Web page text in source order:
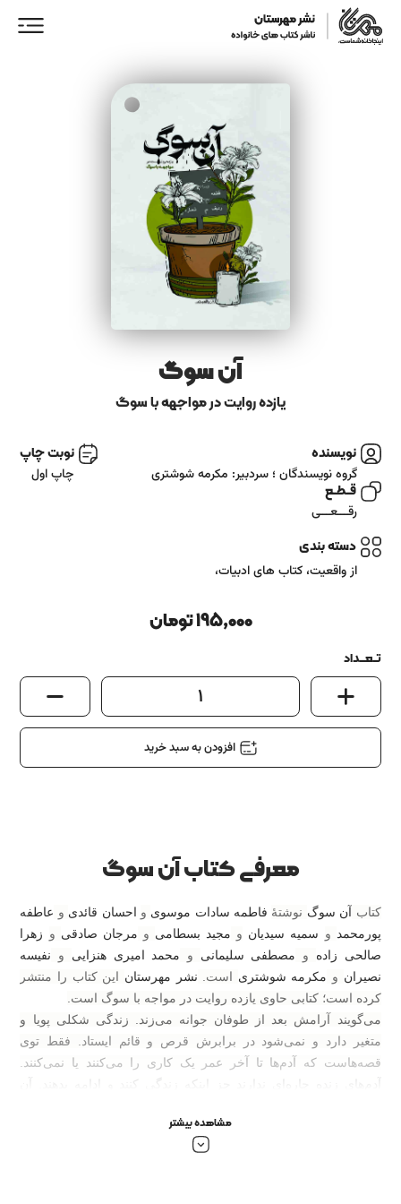
ورود/ عضویت
فروشگاه
نمایندگان فروش
همکاری با ما
آشنایی باما
آن سوگ
یازده روایت در مواجهه با سوگ
نویسنده
گروه نویسندگان ؛ سردبیر: مکرمه شوشتری
نوبت چاپ
چاپ اول
قــطــع
رقـــعـــی
دسته بندی
از واقعیت،کتاب های ادبیات،
195,000تومان
تــعـــداد
1
افزودن به سبد خرید
معرفی کتاب آن سوگ
کتاب آن سوگ نوشتهٔ فاطمه سادات موسوی و احسان قائدی و عاطفه
پورمحمد و سمیه سیدیان و مجید بسطامی و مرجان صادقی و زهرا
صالحی زاده و مصطفی سلیمانی و محمد امیری هنزایی و نفیسه
نصیران و مکرمه شوشتری است. نشر مهرستان این کتاب را منتشر
کرده است؛ کتابی حاوی یازده روایت در مواجه با سوگ است.
می‌گویند آرامش بعد از طوفان جوانه می‌زند. زندگی شکلی پویا و
متغیر دارد و نمی‌شود در برابرش قرص و قائم ایستاد. فقط توی
قصه‌هاست که آدم‌ها تا آخر عمر یک کاری را می‌کنند یا نمی‌کنند.
آدم‌های زنده چاره‌ای ندارند جز اینکه زندگی کنند و ادامه بدهند. آن
شده؛ اما زیر آوار سوگ، خاموش نمانده‌اند، بلکه تلاش کرده‌اند سوگ
را بپذیرند و با این حقیقت زندگی کنار بیایند. نویسندگان این مجموعه
مشاهده بیشتر